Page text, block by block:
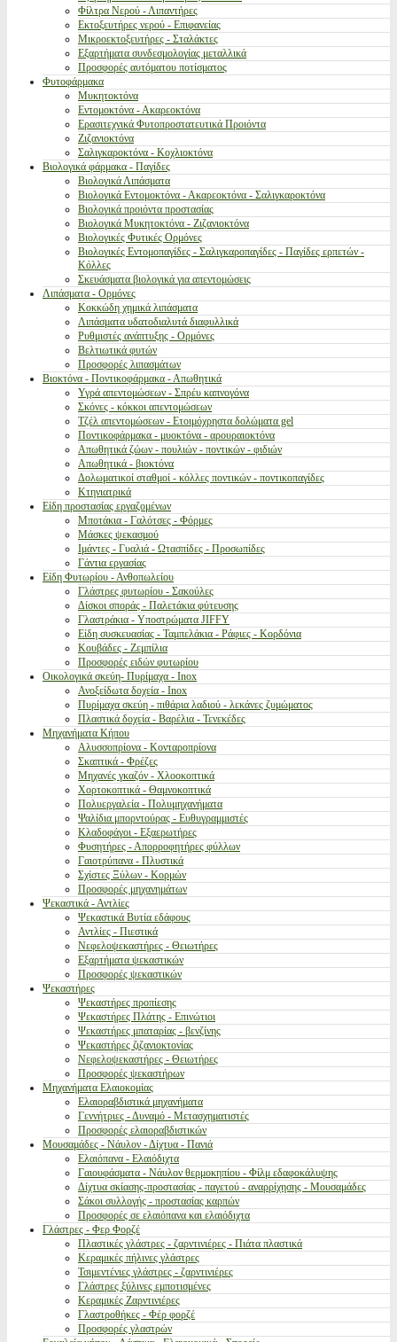
Φίλτρα Νερού - Λιπαντήρες
Εκτοξευτήρες νερού - Επιφανείας
Μικροεκτοξευτήρες - Σταλάκτες
Εξαρτήματα συνδεσμολογίας μεταλλικά
Προσφορές αυτόματου ποτίσματος
Φυτοφάρμακα
Μυκητοκτόνα
Εντομοκτόνα - Ακαρεοκτόνα
Ερασιτεχνικά Φυτοπροστατευτικά Προιόντα
Ζιζανιοκτόνα
Σαλιγκαροκτόνα - Κοχλιοκτόνα
Βιολογικά φάρμακα - Παγίδες
Βιολογικά Λιπάσματα
Βιολογικά Εντομοκτόνα - Ακαρεοκτόνα - Σαλιγκαροκτόνα
Βιολογικά προιόντα προστασίας
Βιολογικά Μυκητοκτόνα - Ζιζανιοκτόνα
Βιολογικές Φυτικές Ορμόνες
Βιολογικές Εντομοπαγίδες - Σαλιγκαροπαγίδες - Παγίδες ερπετών -
Κόλλες
Σκευάσματα βιολογικά για απεντομώσεις
Λιπάσματα - Ορμόνες
Κοκκώδη χημικά λιπάσματα
Λιπάσματα υδατοδιαλυτά διαφυλλικά
Ρυθμιστές ανάπτυξης - Ορμόνες
Βελτιωτικά φυτών
Προσφορές λιπασμάτων
Βιοκτόνα - Ποντικοφάρμακα - Απωθητικά
Υγρά απεντομώσεων - Σπρέυ καπνογόνα
Σκόνες - κόκκοι απεντομώσεων
Τζέλ απεντομώσεων - Ετοιμόχρηστα δολώματα gel
Ποντικοφάρμακα - μυοκτόνα - αρουραιοκτόνα
Απωθητικά ζώων - πουλιών - ποντικών - φιδιών
Απωθητικά - βιοκτόνα
Δολωματικοί σταθμοί - κόλλες ποντικών - ποντικοπαγίδες
Κτηνιατρικά
Είδη προστασίας εργαζομένων
Μποτάκια - Γαλότσες - Φόρμες
Μάσκες ψεκασμού
Ιμάντες - Γυαλιά - Ωτασπίδες - Προσωπίδες
Γάντια εργασίας
Είδη Φυτωρίου - Ανθοπωλείου
Γλάστρες φυτωρίου - Σακούλες
Δίσκοι σποράς - Παλετάκια φύτευσης
Γλαστράκια - Υποστρώματα JIFFY
Είδη συσκευασίας - Ταμπελάκια - Ράφιες - Κορδόνια
Κουβάδες - Ζεμπίλια
Προσφορές ειδών φυτωρίου
Οικολογικά σκεύη- Πυρίμαχα - Inox
Ανοξείδωτα δοχεία - Inox
Πυρίμαχα σκεύη - πιθάρια λαδιού - λεκάνες ζυμώματος
Πλαστικά δοχεία - Βαρέλια - Τενεκέδες
Μηχανήματα Κήπου
Αλυσσοπρίονα - Κονταροπρίονα
Σκαπτικά - Φρέζες
Μηχανές γκαζόν - Χλοοκοπτικά
Χορτοκοπτικά - Θαμνοκοπτικά
Πολυεργαλεία - Πολυμηχανήματα
Ψαλίδια μπορντούρας - Ευθυγραμμιστές
Κλαδοφάγοι - Εξαερωτήρες
Φυσητήρες - Απορροφητήρες φύλλων
Γαιοτρύπανα - Πλυστικά
Σχίστες Ξύλων - Κορμών
Προσφορές μηχανημάτων
Ψεκαστικά - Αντλίες
Ψεκαστικά Βυτία εδάφους
Αντλίες - Πιεστικά
Νεφελοψεκαστήρες - Θειωτήρες
Εξαρτήματα ψεκαστικών
Προσφορές ψεκαστικών
Ψεκαστήρες
Ψεκαστήρες προπίεσης
Ψεκαστήρες Πλάτης - Επινώτιοι
Ψεκαστήρες μπαταρίας - βενζίνης
Ψεκαστήρες ζιζανιοκτονίας
Νεφελοψεκαστήρες - Θειωτήρες
Προσφορές ψεκαστήρων
Μηχανήματα Ελαιοκομίας
Ελαιοραβδιστικά μηχανήματα
Γεννήτριες - Δυναμό - Μετασχηματιστές
Προσφορές ελαιοραβδιστικών
Μουσαμάδες - Νάυλον - Δίχτυα - Πανιά
Ελαιόπανα - Ελαιόδιχτα
Γαιουφάσματα - Νάυλον θερμοκηπίου - Φίλμ εδαφοκάλυψης
Δίχτυα σκίασης-προστασίας - παγετού - αναρρίχησης - Μουσαμάδες
Σάκοι συλλογής - προστασίας καρπών
Προσφορές σε ελαιόπανα και ελαιόδιχτα
Γλάστρες - Φερ Φορζέ
Πλαστικές γλάστρες - ζαρντινιέρες - Πιάτα πλαστικά
Κεραμικές πήλινες γλάστρες
Τσιμεντένιες γλάστρες - ζαρντινιέρες
Γλάστρες ξύλινες εμποτισμένες
Κεραμικές Ζαρντινιέρες
Γλαστροθήκες - Φέρ φορζέ
Προσφορές γλαστρών